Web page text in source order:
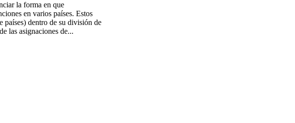
la forma en que
en varios países. Estos
países) dentro de su división de
las asignaciones de...